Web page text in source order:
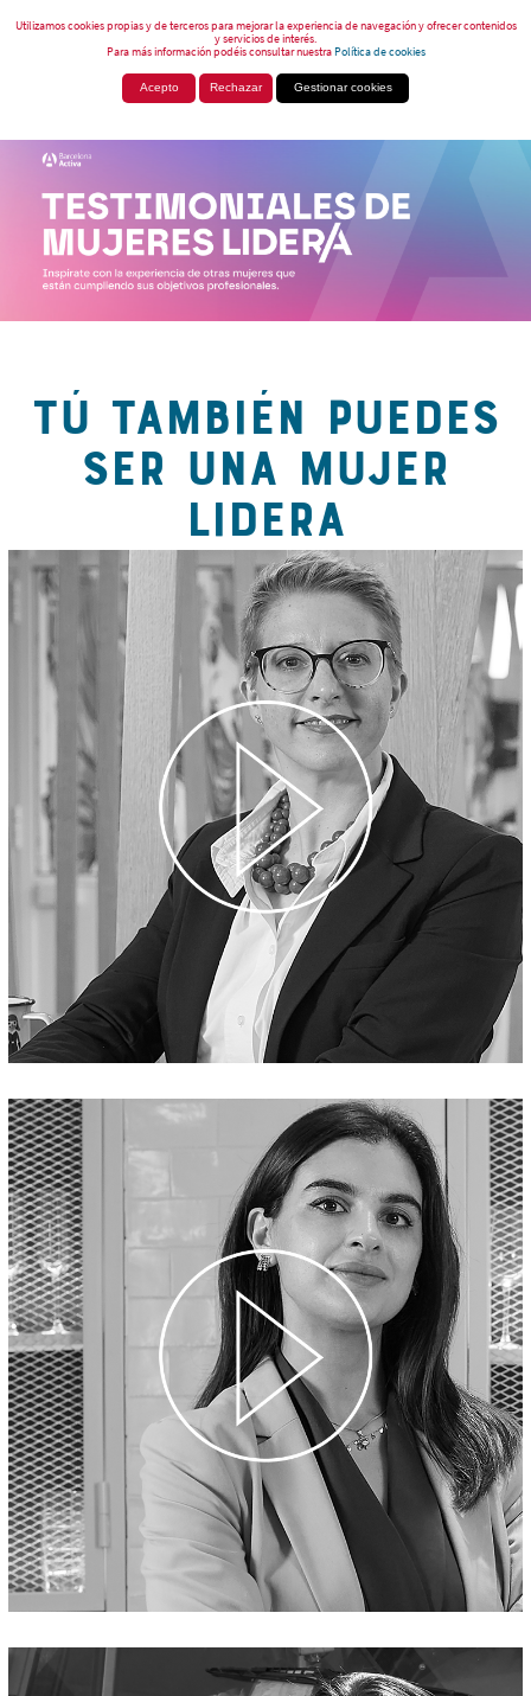
Utilizamos cookies propias y de terceros para mejorar la experiencia de navegación y ofrecer contenidos
y servicios de interés.
Para más información podéis consultar nuestraPolítica de cookies
Acepto Rechazar Gestionar cookies
TÚ TAMBIÉN PUEDES
SER UNA MUJER
LIDERA